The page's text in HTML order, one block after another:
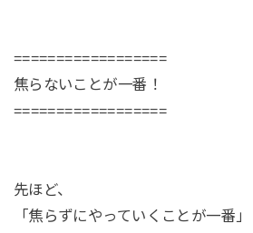
==================
焦らないことが一番！
==================
先ほど、
「焦らずにやっていくことが一番」